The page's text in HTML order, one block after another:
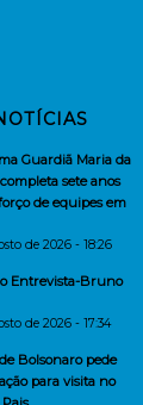
Guardiã Maria da
sete anos
de equipes em
de 2026 - 18:26
Entrevista-Bruno
de 2026 - 17:34
Bolsonaro pede
para visita no